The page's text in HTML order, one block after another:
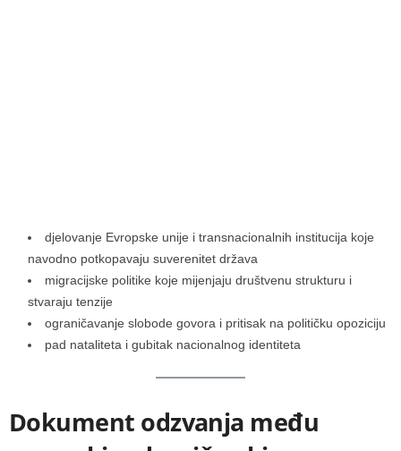
djelovanje Evropske unije i transnacionalnih institucija koje
navodno potkopavaju suverenitet država
migracijske politike koje mijenjaju društvenu strukturu i
stvaraju tenzije
ograničavanje slobode govora i pritisak na političku opoziciju
pad nataliteta i gubitak nacionalnog identiteta
Dokument odzvanja među